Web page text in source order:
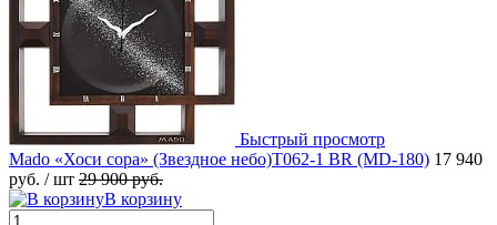
Быстрый просмотр
Mado «Хоси сора» (Звездное небо)Т062-1 BR (MD-180) 17 940
руб. / шт 29 900 руб.
В корзину